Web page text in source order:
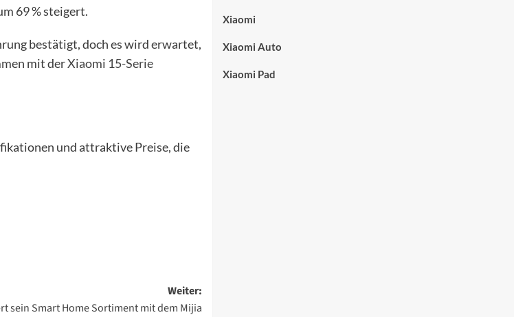
69 % steigert.
bestätigt, doch es wird erwartet,
mit derXiaomi 15-Serie
und attraktive Preise, die
Weiter:
sein Smart Home Sortiment mit dem Mijia
Xiaomi
Xiaomi Auto
Xiaomi Pad